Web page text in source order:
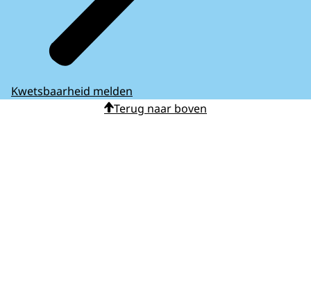
Kwetsbaarheid melden
Terug naar boven